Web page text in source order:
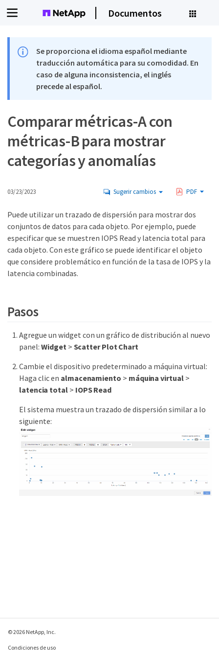
Documentos
Se proporciona el idioma español mediante
traducción automática para su comodidad. En
caso de alguna inconsistencia, el inglés
precede al español.
Comparar métricas-A con
métricas-B para mostrar
categorías y anomalías
03/23/2023 Sugerir cambios PDF
Puede utilizar un trazado de dispersión para mostrar dos
conjuntos de datos para cada objeto. Por ejemplo, puede
especificar que se muestren IOPS Read y latencia total para
cada objeto. Con este gráfico se puede identificar el objeto
que considere problemático en función de la tasa de IOPS y la
latencia combinadas.
Pasos
Agregue un widget con un gráfico de distribución al nuevo
panel: Widget > Scatter Plot Chart
Cambie el dispositivo predeterminado a máquina virtual:
Haga clic en almacenamiento > máquina virtual>
latencia total> IOPS Read
El sistema muestra un trazado de dispersión similar a lo
siguiente:
© 2026 NetApp, Inc.
Condiciones de uso